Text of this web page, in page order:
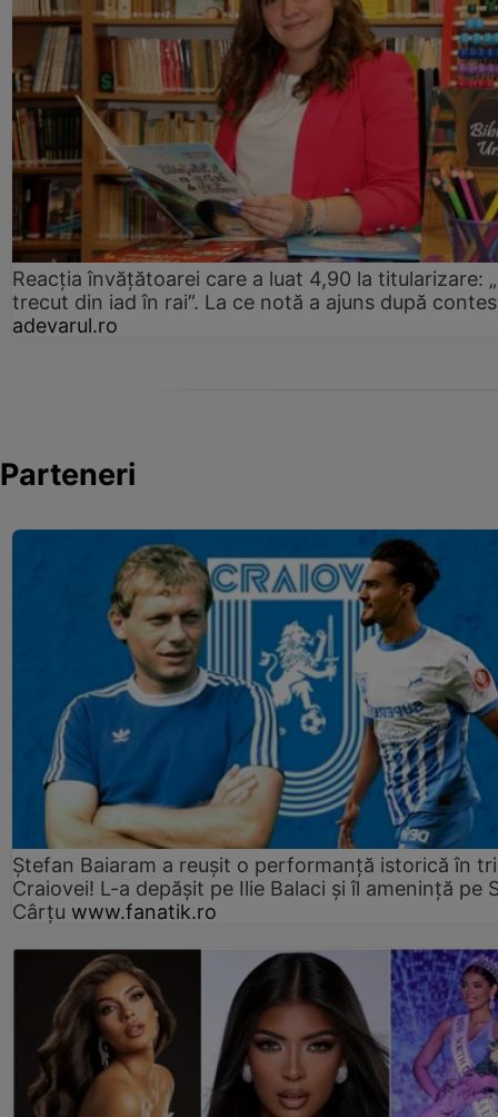
Reacția învățătoarei care a luat 4,90 la titularizare:
trecut din iad în rai”. La ce notă a ajuns după
adevarul.ro
Parteneri
Ștefan Baiaram a reușit o performanță istorică în
Craiovei! L-a depășit pe Ilie Balaci și îl amenință pe
Cârțu www.fanatik.ro